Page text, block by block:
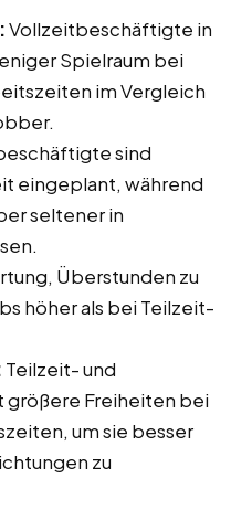
Vollzeitbeschäftigte in
Spielraum bei
im Vergleich
sind
eingeplant, während
seltener in
Überstunden zu
höher als bei Teilzeit-
Teilzeit- und
Freiheiten bei
um sie besser
zu